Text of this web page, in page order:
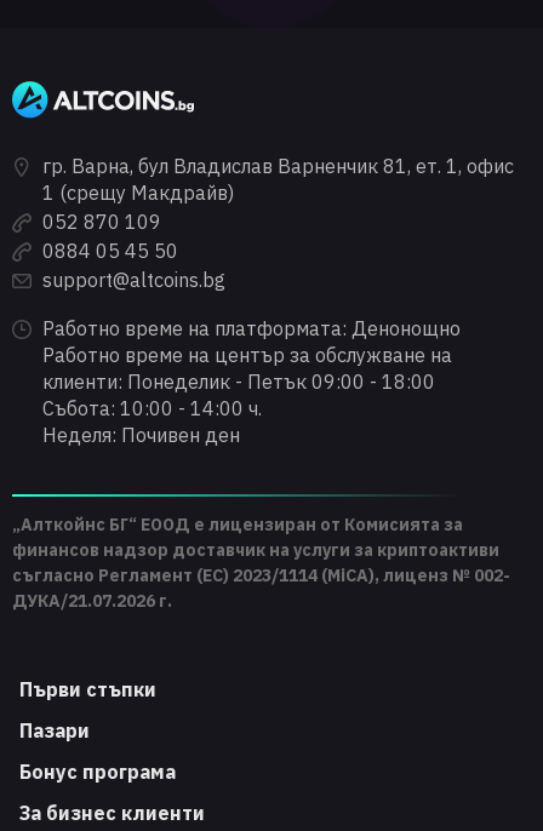
гр. Варна, бул Владислав Варненчик 81, ет. 1, офис
1 (срещу Макдрайв)
052 870 109
0884 05 45 50
support@altcoins.bg
Работно време на платформата: Денонощно
Работно време на център за обслужване на
клиенти: Понеделик - Петък 09:00 - 18:00
Събота: 10:00 - 14:00 ч.
Неделя: Почивен ден
„Алткойнс БГ“ ЕООД е лицензиран от Комисията за
финансов надзор доставчик на услуги за криптоактиви
съгласно Регламент (ЕС) 2023/1114 (MiCA), лиценз № 002-
ДУКА/21.07.2026 г.
Първи стъпки
Пазари
Бонус програма
За бизнес клиенти